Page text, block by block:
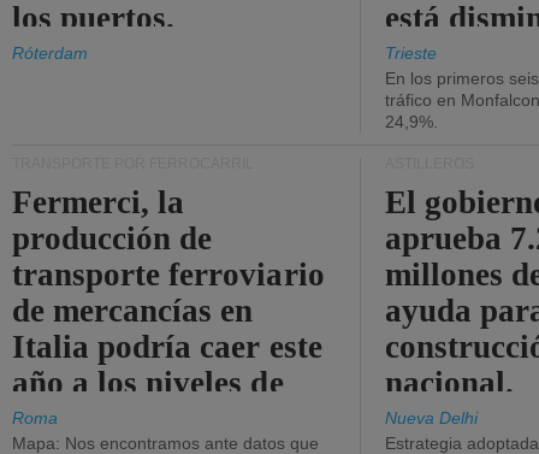
los puertos.
Róterdam
está
Trieste
En los primeros
tráfico en
24,9%.
Fermerci, la
producción de
transporte ferroviario
de mercancías en
Italia podría caer este
año a los niveles de
2015.
Roma
Mapa: Nos encontramos ante datos que
El
aprueba
millones
ayuda
nacional.
Nueva Delhi
Estrategia